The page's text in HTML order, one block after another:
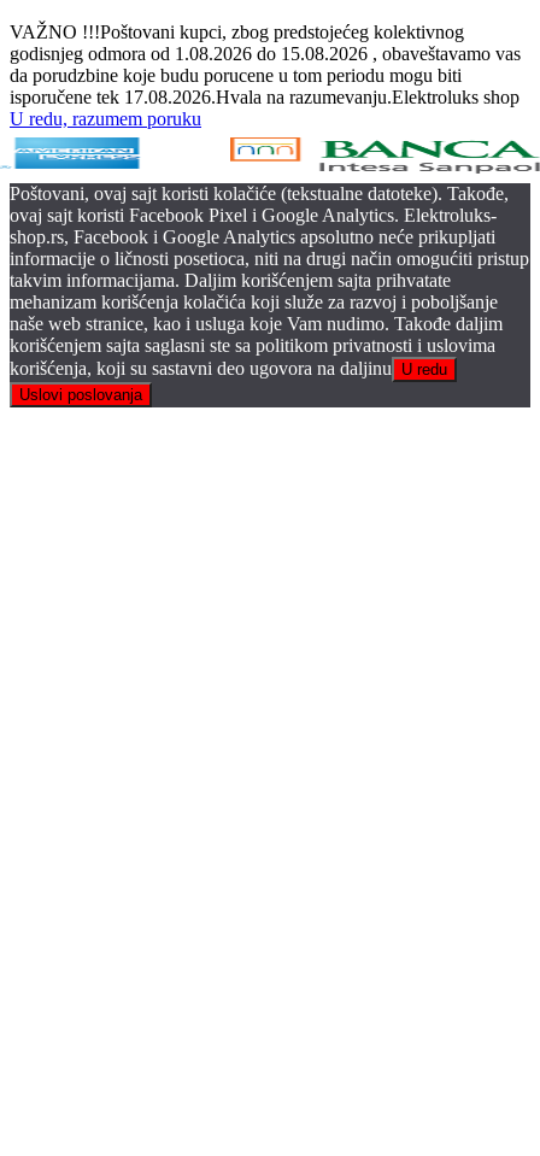
VAŽNO !!!Poštovani kupci, zbog predstojećeg kolektivnog
godisnjeg odmora od 1.08.2026 do 15.08.2026 , obaveštavamo vas
da porudzbine koje budu porucene u tom periodu mogu biti
isporučene tek 17.08.2026.Hvala na razumevanju.Elektroluks shop
U redu, razumem poruku
Poštovani, ovaj sajt koristi kolačiće (tekstualne datoteke). Takođe,
ovaj sajt koristi Facebook Pixel i Google Analytics. Elektroluks-
shop.rs, Facebook i Google Analytics apsolutno neće prikupljati
informacije o ličnosti posetioca, niti na drugi način omogućiti pristup
takvim informacijama. Daljim korišćenjem sajta prihvatate
mehanizam korišćenja kolačića koji služe za razvoj i poboljšanje
naše web stranice, kao i usluga koje Vam nudimo. Takođe daljim
korišćenjem sajta saglasni ste sa politikom privatnosti i uslovima
korišćenja, koji su sastavni deo ugovora na daljinu
U redu
Uslovi poslovanja